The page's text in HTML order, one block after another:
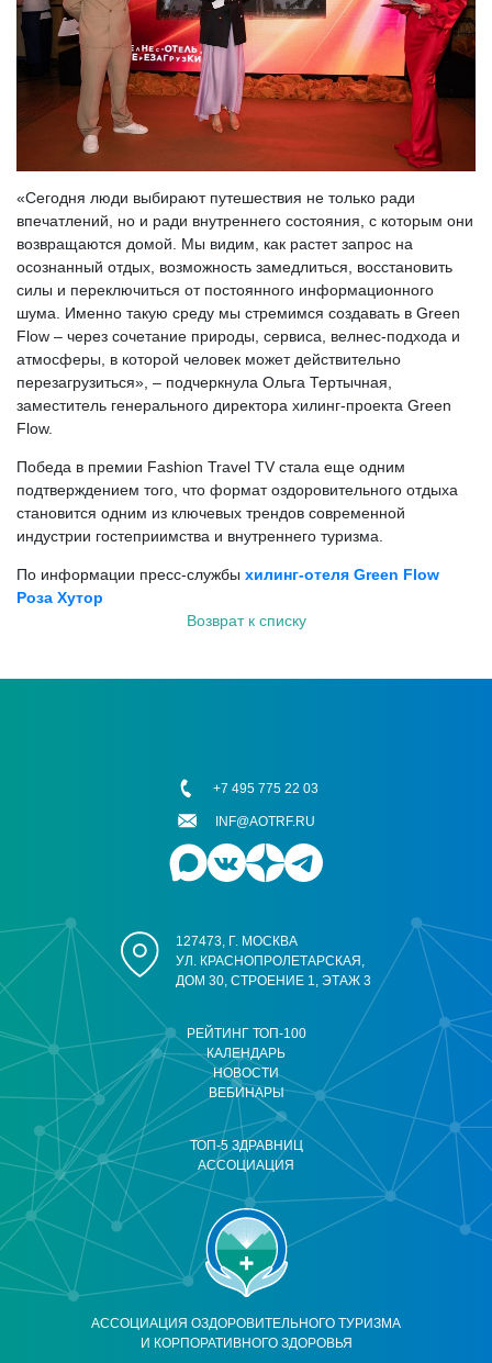
«Сегодня люди выбирают путешествия не только ради
впечатлений, но и ради внутреннего состояния, с которым они
возвращаются домой. Мы видим, как растет запрос на
осознанный отдых, возможность замедлиться, восстановить
силы и переключиться от постоянного информационного
шума. Именно такую среду мы стремимся создавать в Green
Flow – через сочетание природы, сервиса, велнес-подхода и
атмосферы, в которой человек может действительно
перезагрузиться», – подчеркнула Ольга Тертычная,
заместитель генерального директора хилинг-проекта Green
Flow.
Победа в премии Fashion Travel TV стала еще одним
подтверждением того, что формат оздоровительного отдыха
становится одним из ключевых трендов современной
индустрии гостеприимства и внутреннего туризма.
По информации пресс-службы хилинг-отеля Green Flow
Роза Хутор
Возврат к списку
АССОЦИАЦИЯ ОЗДОРОВИТЕЛЬНОГО ТУРИЗМА
И КОРПОРАТИВНОГО ЗДОРОВЬЯ
РЕЙТИНГ ТОП-100
КАЛЕНДАРЬ
НОВОСТИ
ВЕБИНАРЫ
ТОП-5 ЗДРАВНИЦ
АССОЦИАЦИЯ
127473, Г. МОСКВА
УЛ. КРАСНОПРОЛЕТАРСКАЯ,
ДОМ 30, СТРОЕНИЕ 1, ЭТАЖ 3
+7 495 775 22 03
INF@AOTRF.RU